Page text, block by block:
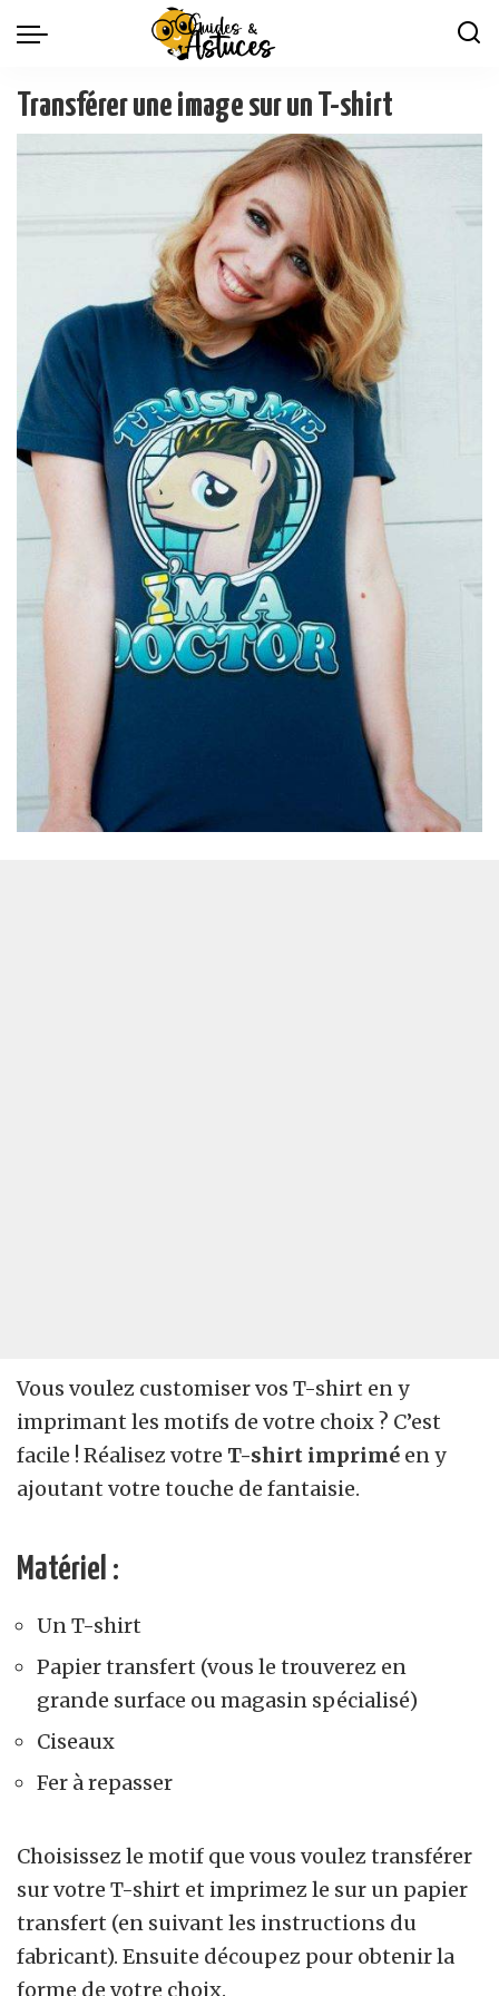
Transférer une image sur un T-shirt
Vous voulez customiser vos T-shirt en y
imprimant les motifs de votre choix ? C’est
facile ! Réalisez votre T-shirt imprimé en y
ajoutant votre touche de fantaisie.
Matériel :
Un T-shirt
Papier transfert (vous le trouverez en
grande surface ou magasin spécialisé)
Ciseaux
Fer à repasser
Choisissez le motif que vous voulez transférer
sur votre T-shirt et imprimez le sur un papier
transfert (en suivant les instructions du
fabricant). Ensuite découpez pour obtenir la
forme de votre choix.